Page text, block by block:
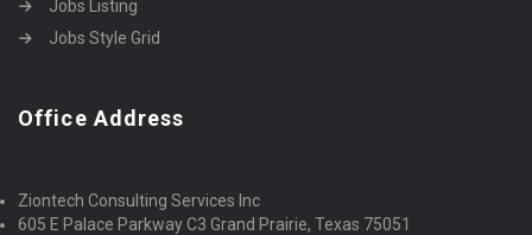
Jobs Listing
Jobs Style Grid
Office Address
Ziontech Consulting Services Inc
605 E Palace Parkway C3 Grand Prairie, Texas 75051